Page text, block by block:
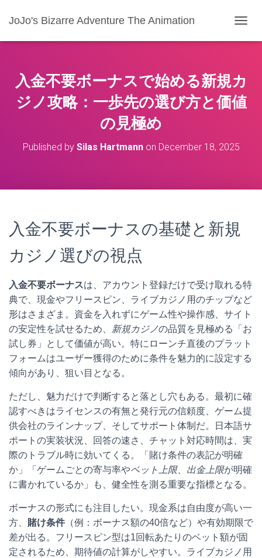
JoJo's Bizarre Adventure The Animation
O
E
N
A
入金不要ボーナスで始める新規カ
ジノ攻略：一歩先の選び方と価値
の見極め
Published by Silas Hartmannon December 18, 2025
入金不要ボーナスの基礎と新規
カジノ選びの視点
入金不要ボーナスは、アカウント登録だけで受け取れる特
典で、現金やフリースピン、ライブカジノ用のチップなど
形はさまざま。資金を入れずにゲーム性や操作感、サイト
の安定性を試せるため、
新規カジノの品質を見極める「お
試し券」として価値が高い。特にローンチ直後のプラット
フォームはユーザー獲得のために条件を魅力的に設定する
傾向があり、狙い目となる。
ただし、魅力だけで判断すると落とし穴もある。最初に確
認すべきはライセンスの有無と発行元の信頼度、ゲーム提
供会社のラインナップ、そしてサポート体制だ。日本語サ
ポートの実装状況、回答の速さ、チャット対応時間は、実
際のトラブル時に効いてくる。「賭け条件の表記が明確
か」「ゲームごとの寄与率やベット上限、 出金上限が明確
に書かれているか」も、健全性を測る重要な指標となる。
ボーナスの形式にも注目したい。現金系は自由度が高い一
方、 賭け条件（例：ボーナス額の40倍など）や有効期限で
差が出る。フリースピン型は1回転あたりのベット額が固
定されるため、期待値の計算がしやすい。ライブカジノ用